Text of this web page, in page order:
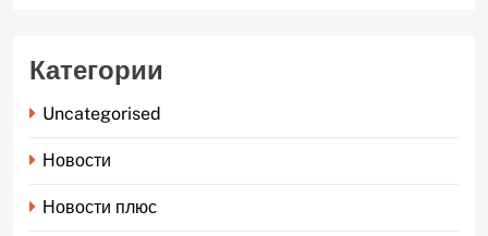
Категории
Uncategorised
Новости
Новости плюс